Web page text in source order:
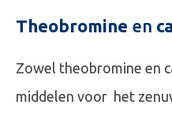
Theobromine en
Zowel theobromine en
middelen voor het